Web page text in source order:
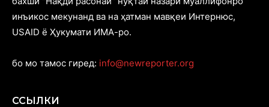
инъикос мекунанд ва на ҳатман мавқеи Интернюс,
USAID ё Ҳукумати ИМА-ро.
бо мо тамос гиред: info@newreporter.org
ССЫЛКИ